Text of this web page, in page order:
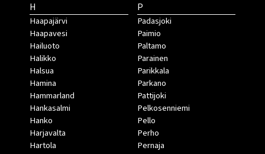
H
Haapajärvi
Haapavesi
Hailuoto
Halikko
Halsua
Hamina
Hammarland
Hankasalmi
Hanko
Harjavalta
Hartola
P
Padasjoki
Paimio
Paltamo
Parainen
Parikkala
Parkano
Pattijoki
Pelkosenniemi
Pello
Perho
Pernaja